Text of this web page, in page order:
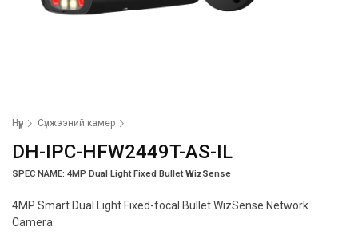
Нүүр Сүлжээний камер
DH-IPC-HFW2449T-AS-IL
SPEC NAME: 4MP Dual Light Fixed Bullet WizSense
4MP Smart Dual Light Fixed-focal Bullet WizSense Network
Camera